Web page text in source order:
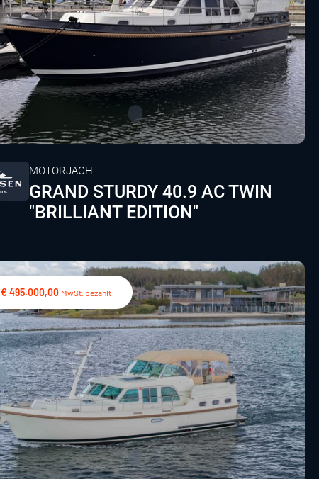
MOTORJACHT
GRAND STURDY 40.9 AC TWIN
"BRILLIANT EDITION"
€ 495.000,00 MwSt. bezahlt